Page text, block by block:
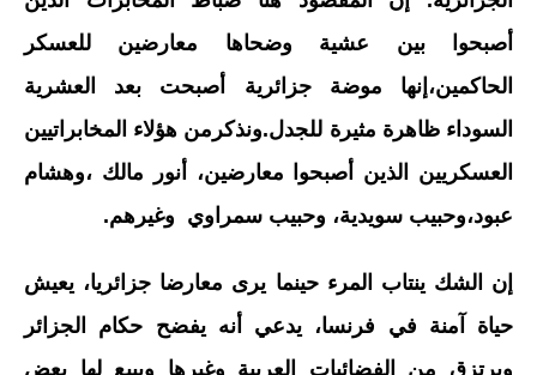
أصبحوا بين عشية وضحاها معارضين للعسكر
الحاكمين،إنها موضة جزائرية أصبحت بعد العشرية
السوداء ظاهرة مثيرة للجدل.ونذكرمن هؤلاء المخابراتيين
العسكريين الذين أصبحوا معارضين، أنور مالك ،وهشام
عبود،وحبيب سويدية، وحبيب سمراوي وغيرهم.
إن الشك ينتاب المرء حينما يرى معارضا جزائريا، يعيش
حياة آمنة في فرنسا، يدعي أنه يفضح حكام الجزائر
ويرتزق من الفضائيات العربية وغيرها ويبيع لها بعض